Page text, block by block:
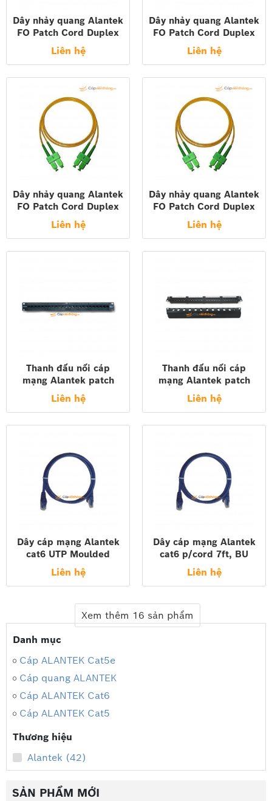
Dây nhảy quang Alantek
FO Patch Cord Duplex
SC-LC MM 50/125um
UPC 2MT 306-52327M-
Liên hệ
Dây nhảy quang Alantek
FO Patch Cord Duplex
SC-LC MM 50/125um
UPC 3MT 306-52327M-
Liên hệ
Dây nhảy quang Alantek
FO Patch Cord Duplex
SC-SC MM 50/125um
UPC 3MT 306-52322M-
0030
Liên hệ
Dây nhảy quang Alantek
FO Patch Cord Duplex
SC-SC MM 50/125um
UPC 2MT 306-52322M-
0020
Liên hệ
Thanh đấu nối cáp
mạng Alantek patch
panel cat6 24port 302-
201601-24AB
Liên hệ
Thanh đấu nối cáp
mạng Alantek patch
panel cat 5e 24port
302-201001-2400
Liên hệ
Dây cáp mạng Alantek
cat6 UTP Moulded
P/cord 10ft, Blue 302-
4MU106-FTBU
Liên hệ
Dây cáp mạng Alantek
cat6 p/cord 7ft, BU
302-4MU076-FTBU
Liên hệ
Xem thêm 16 sản phẩm
Danh mục
Cáp ALANTEK Cat5e
Cáp quang ALANTEK
Cáp ALANTEK Cat6
Cáp ALANTEK Cat5
Thương hiệu
Alantek (42)
SẢN PHẨM MỚI